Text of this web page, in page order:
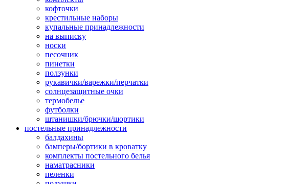
кофточки
крестильные наборы
купальные принадлежности
на выписку
носки
песочник
пинетки
ползунки
рукавички/варежки/перчатки
солнцезащитные очки
термобелье
футболки
штанишки/брючки/шортики
постельные принадлежности
балдахины
бамперы/бортики в кроватку
комплекты постельного белья
наматрасники
пеленки